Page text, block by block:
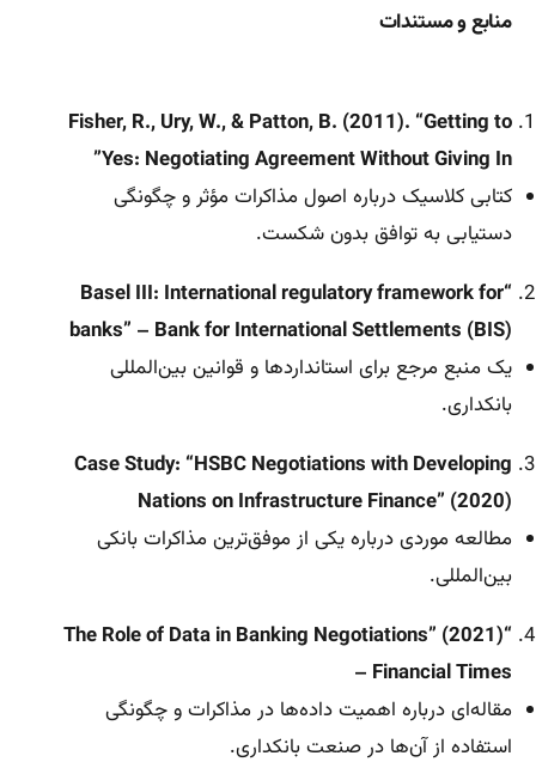
منابع و مستندات
Fisher, R., Ury, W., & Patton, B. (2011). “Getting to
Yes: Negotiating Agreement Without Giving In”
کتابی کلاسیک درباره اصول مذاکرات مؤثر و چگونگی
دستیابی به توافق بدون شکست.
“Basel III: International regulatory framework for
banks” – Bank for International Settlements (BIS)
یک منبع مرجع برای استانداردها و قوانین بین‌المللی
بانکداری.
Case Study: “HSBC Negotiations with Developing
Nations on Infrastructure Finance” (2020)
مطالعه موردی درباره یکی از موفق‌ترین مذاکرات بانکی
بین‌المللی.
“The Role of Data in Banking Negotiations” (2021)
– Financial Times
مقاله‌ای درباره اهمیت داده‌ها در مذاکرات و چگونگی
استفاده از آن‌ها در صنعت بانکداری.